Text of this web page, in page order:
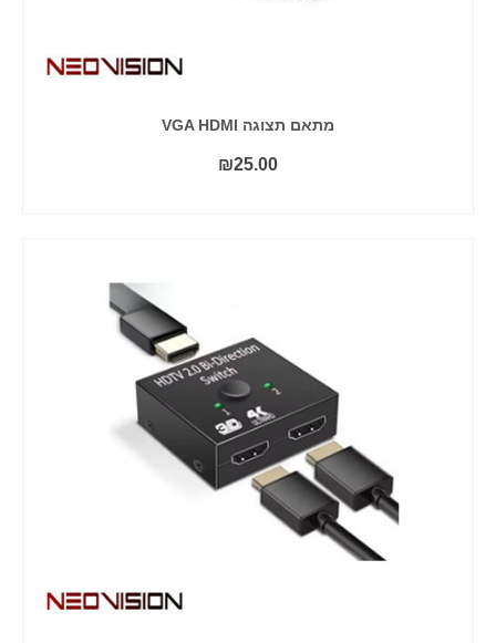
מתאם תצוגה VGA HDMI
₪25.00